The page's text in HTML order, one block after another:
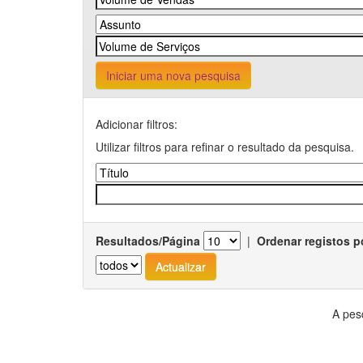
Iniciar uma nova pesquisa
Adicionar filtros:
Utilizar filtros para refinar o resultado da pesquisa.
Resultados/Página | Ordenar registos
A